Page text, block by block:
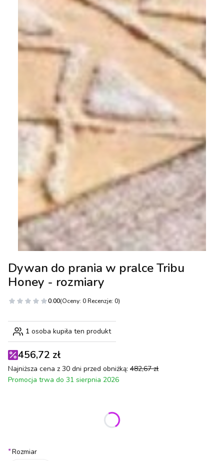
Dywan do prania w pralce Tribu
Honey - rozmiary
0.00(Oceny: 0 Recenzje: 0)
1 osoba kupiła ten produkt
456,72 zł
Najniższa cena z 30 dni przed obniżką: 482,67 zł
Promocja trwa do 31 sierpnia 2026
Poszczególne warianty mogą różnić się ceną
*Rozmiar